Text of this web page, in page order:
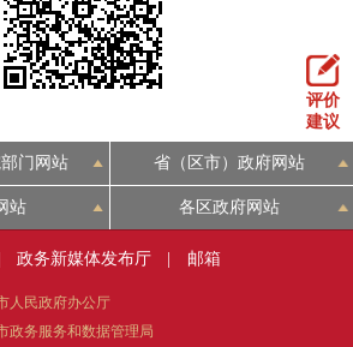
评价
建议
门网站 省（区市）政府网站
站 各区政府网站
政务新媒体发布厅 邮箱
人民政府办公厅
政务服务和数据管理局